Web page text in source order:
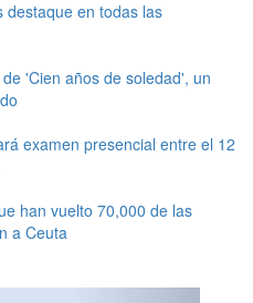
destaque en todas las
'Cien años de soledad', un
examen presencial entre el 12
han vuelto 70,000 de las
a Ceuta